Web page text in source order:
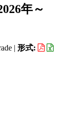
年～
| 形式: